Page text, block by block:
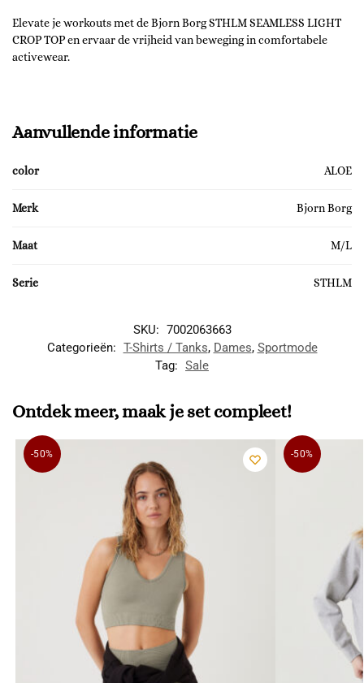
Elevate je workouts met de Bjorn Borg STHLM SEAMLESS LIGHT
CROP TOP en ervaar de vrijheid van beweging in comfortabele
activewear.
Aanvullende informatie
color ALOE
Merk Bjorn Borg
Maat M/L
Serie STHLM
SKU: 7002063663
Categorieën: T-Shirts / Tanks, Dames, Sportmode
Tag: Sale
Ontdek meer, maak je set compleet!
-50% -50%